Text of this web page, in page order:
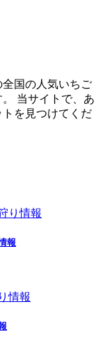
国の人気いちご
当サイトで、あ
を見つけてくだ
報